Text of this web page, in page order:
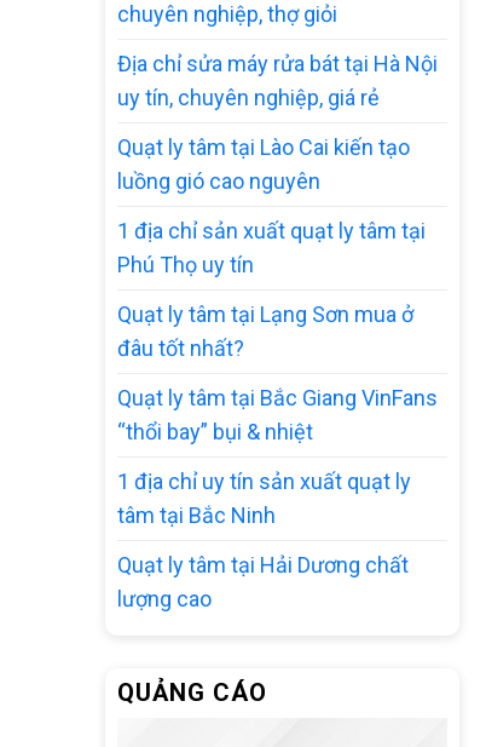
chuyên nghiệp, thợ giỏi
Địa chỉ sửa máy rửa bát tại Hà Nội
uy tín, chuyên nghiệp, giá rẻ
Quạt ly tâm tại Lào Cai kiến tạo
luồng gió cao nguyên
1 địa chỉ sản xuất quạt ly tâm tại
Phú Thọ uy tín
Quạt ly tâm tại Lạng Sơn mua ở
đâu tốt nhất?
Quạt ly tâm tại Bắc Giang VinFans
“thổi bay” bụi & nhiệt
1 địa chỉ uy tín sản xuất quạt ly
tâm tại Bắc Ninh
Quạt ly tâm tại Hải Dương chất
lượng cao
QUẢNG CÁO